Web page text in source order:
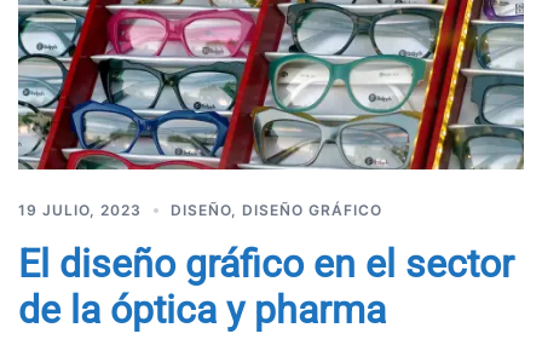
19 JULIO, 2023 DISEÑO DISEÑO GRÁFICO
El diseño gráfico en el sector
de la óptica y pharma